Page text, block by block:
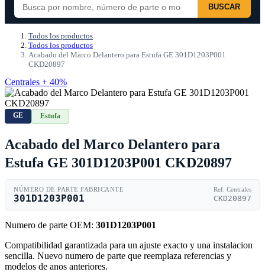
BUSCAR
Todos los productos
Todos los productos
Acabado del Marco Delantero para Estufa GE 301D1203P001
CKD20897
Centrales + 40%
GE Estufa
Acabado del Marco Delantero para
Estufa GE 301D1203P001 CKD20897
NÚMERO DE PARTE FABRICANTE
301D1203P001
Ref. Centrales
CKD20897
Numero de parte OEM: 301D1203P001
Compatibilidad garantizada para un ajuste exacto y una instalacion
sencilla. Nuevo numero de parte que reemplaza referencias y
modelos de anos anteriores.